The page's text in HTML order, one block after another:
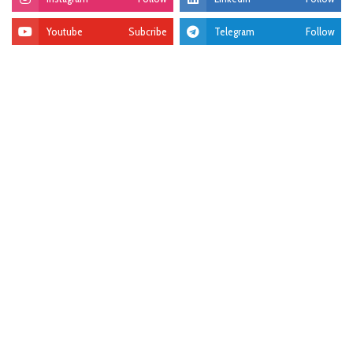
Youtube Subcribe Telegram Follow